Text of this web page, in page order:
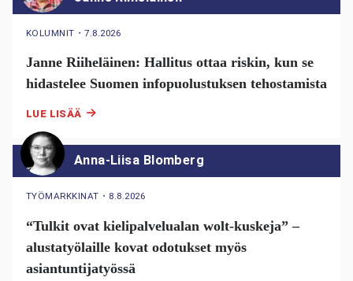
KOLUMNIT ・7.8.2026
Janne Riiheläinen: Hallitus ottaa riskin, kun se
hidastelee Suomen infopuolustuksen tehostamista
LUE LISÄÄ
Anna-Liisa Blomberg
TYÖMARKKINAT ・ 8.8.2026
“Tulkit ovat kielipalvelualan wolt-kuskeja” –
alustatyölaille kovat odotukset myös
asiantuntijatyössä